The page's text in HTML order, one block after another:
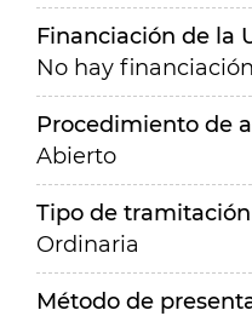
Financiación de la
No hay
Procedimiento de
Abierto
Tipo de tramitación
Ordinaria
Método de